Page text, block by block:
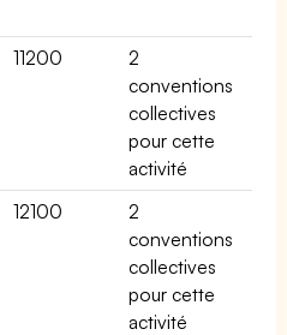
11200
2
conventions
collectives
pour cette
activité
12100
2
conventions
collectives
pour cette
activité